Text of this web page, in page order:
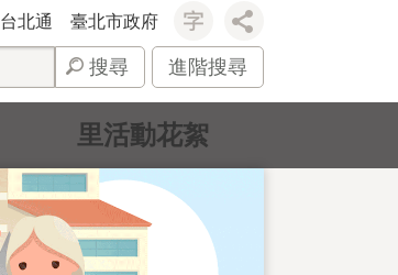
台北通 臺北市政府
搜尋 進階搜尋
里活動花絮